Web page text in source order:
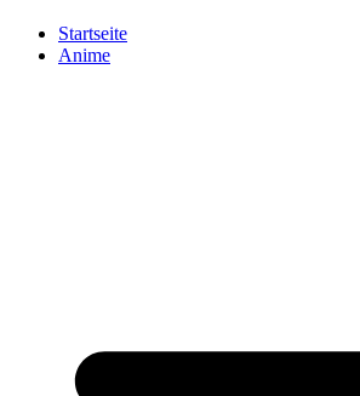
Startseite
Anime